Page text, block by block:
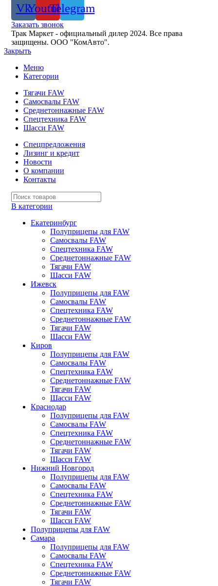
VkYoutubeTelegram
Заказать звонок
Трак Маркет - официальный дилер 2024. Все права
защищены. ООО "КомАвто".
Закрыть
Меню
Категории
Тягачи FAW
Самосвалы FAW
Среднетоннажные FAW
Спецтехника FAW
Шасси FAW
Спецпредложения
Лизинг и кредит
Новости
О компании
Контакты
В категории
Екатеринбург
Полуприцепы для FAW
Самосвалы FAW
Спецтехника FAW
Среднетоннажные FAW
Тягачи FAW
Шасси FAW
Ижевск
Полуприцепы для FAW
Самосвалы FAW
Спецтехника FAW
Среднетоннажные FAW
Тягачи FAW
Шасси FAW
Киров
Полуприцепы для FAW
Самосвалы FAW
Спецтехника FAW
Среднетоннажные FAW
Тягачи FAW
Шасси FAW
Краснодар
Полуприцепы для FAW
Самосвалы FAW
Спецтехника FAW
Среднетоннажные FAW
Тягачи FAW
Шасси FAW
Нижний Новгород
Полуприцепы для FAW
Самосвалы FAW
Спецтехника FAW
Среднетоннажные FAW
Тягачи FAW
Шасси FAW
Полуприцепы для FAW
Самара
Полуприцепы для FAW
Самосвалы FAW
Спецтехника FAW
Среднетоннажные FAW
Тягачи FAW